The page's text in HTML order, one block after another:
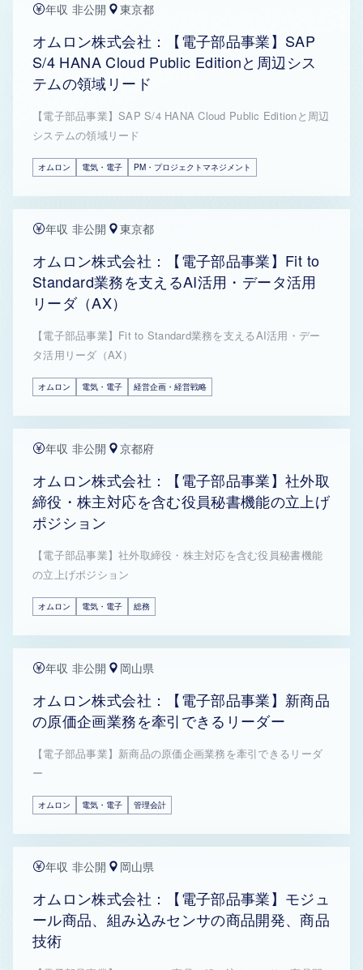
年収 非公開 東京都
オムロン株式会社：【電子部品事業】SAP
S/4 HANA Cloud Public Editionと周辺シス
テムの領域リード
【電子部品事業】SAP S/4 HANA Cloud Public Editionと周辺
システムの領域リード
オムロン 電気・電子 PM・プロジェクトマネジメント
年収 非公開 東京都
オムロン株式会社：【電子部品事業】Fit to
Standard業務を支えるAI活用・データ活用
リーダ（AX）
【電子部品事業】Fit to Standard業務を支えるAI活用・デー
タ活用リーダ（AX）
オムロン 電気・電子 経営企画・経営戦略
年収 非公開 京都府
オムロン株式会社：【電子部品事業】社外取
締役・株主対応を含む役員秘書機能の立上げ
ポジション
【電子部品事業】社外取締役・株主対応を含む役員秘書機能
の立上げポジション
オムロン 電気・電子 総務
年収 非公開 岡山県
オムロン株式会社：【電子部品事業】新商品
の原価企画業務を牽引できるリーダー
【電子部品事業】新商品の原価企画業務を牽引できるリーダ
ー
オムロン 電気・電子 管理会計
年収 非公開 岡山県
オムロン株式会社：【電子部品事業】モジュ
ール商品、組み込みセンサの商品開発、商品
技術